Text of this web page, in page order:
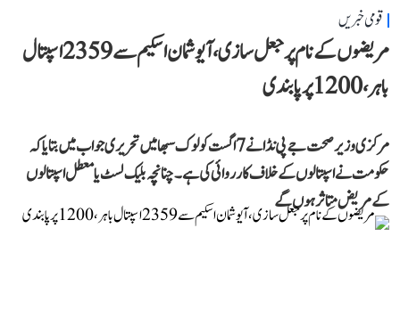
قومی خبریں
مریضوں کے نام پر جعل سازی، آیوشمان اسکیم سے 2359 اسپتال
باہر، 1200 پر پابندی
مرکزی وزیر صحت جے پی نڈا نے 7 اگست کو لوک سبھا میں تحریری جواب میں بتایا کہ
حکومت نے اسپتالوں کے خلاف کارروائی کی ہے۔ چنانچہ بلیک لسٹ یا معطل اسپتالوں
کے مریض متاثر ہوں گے